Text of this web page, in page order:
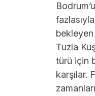
bekleyen
Tuzla
türü için
karşılar.